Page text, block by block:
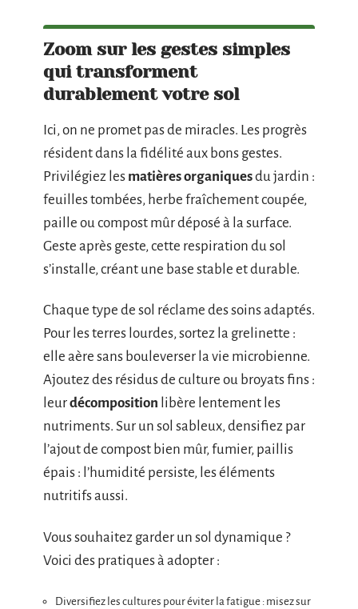
Zoom sur les gestes simples
qui transforment
durablement votre sol
Ici, on ne promet pas de miracles. Les progrès
résident dans la fidélité aux bons gestes.
Privilégiez les matières organiquesdu jardin :
feuilles tombées, herbe fraîchement coupée,
paille ou compost mûr déposé à la surface.
Geste après geste, cette respiration du sol
s’installe, créant une base stable et durable.
Chaque type de sol réclame des soins adaptés.
Pour les terres lourdes, sortez la grelinette :
elle aère sans bouleverser la vie microbienne.
Ajoutez des résidus de culture ou broyats fins :
leurdécomposition libère lentement les
nutriments. Sur un sol sableux, densifiez par
l’ajout de compost bien mûr, fumier, paillis
épais : l’humidité persiste, les éléments
nutritifs aussi.
Vous souhaitez garder un sol dynamique ?
Voici des pratiques à adopter :
Diversifiez les cultures pour éviter la fatigue : misez sur